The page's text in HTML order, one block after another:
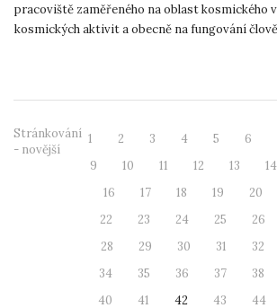
pracoviště zaměřeného na oblast kosmického
kosmických aktivit a obecně na fungování
Stránkování
- novější
1 2 3 4 5 6
9
10 11 12 13 14
16
17 18 19 20
22
23 24 25 26
28
29 30 31 32
34
35 36 37 38
40
41 42 43 44